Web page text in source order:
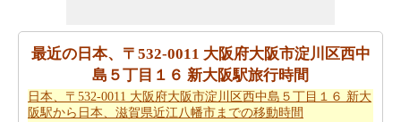
日本、〒532-0011 大阪府大阪市淀川区西中島５丁目１６
新大阪駅 から日本、〒561-0881 大阪府豊中市中桜塚１丁
目１ 岡町駅まで 飛行機で飛びます、距離がどのぐらいか
かります。日本、〒532-0011 大阪府大阪市淀川区西中島
最近の日本、〒532-0011 大阪府大阪市淀川区西中
島５丁目１６ 新大阪駅旅行時間
日本、〒532-0011 大阪府大阪市淀川区西中島５丁目１６ 新大
阪駅から日本、滋賀県近江八幡市までの移動時間